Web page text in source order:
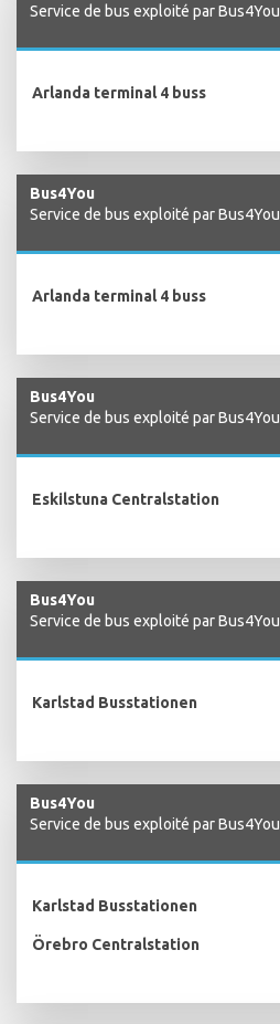
Service de bus exploité par Bus4You
Arlanda terminal 4 buss
Bus4You
Service de bus exploité par Bus4You
Arlanda terminal 4 buss
Bus4You
Service de bus exploité par Bus4You
Eskilstuna Centralstation
Bus4You
Service de bus exploité par Bus4You
Karlstad Busstationen
Bus4You
Service de bus exploité par Bus4You
Karlstad Busstationen
Örebro Centralstation